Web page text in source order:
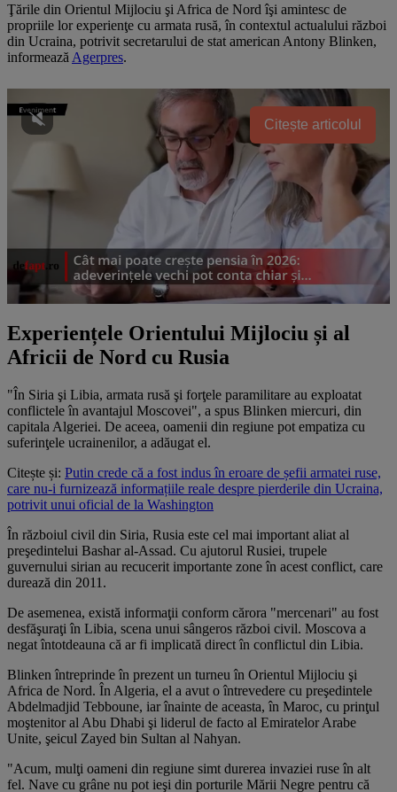
Ţările din Orientul Mijlociu şi Africa de Nord îşi amintesc de
propriile lor experienţe cu armata rusă, în contextul actualului război
din Ucraina, potrivit secretarului de stat american Antony Blinken,
informează Agerpres.
Citește articolul
Experiențele Orientului Mijlociu și al
Africii de Nord cu Rusia
"În Siria şi Libia, armata rusă şi forţele paramilitare au exploatat
conflictele în avantajul Moscovei", a spus Blinken miercuri, din
capitala Algeriei. De aceea, oamenii din regiune pot empatiza cu
suferinţele ucrainenilor, a adăugat el.
Citește și: Putin crede că a fost indus în eroare de șefii armatei ruse,
care nu-i furnizează informațiile reale despre pierderile din Ucraina,
potrivit unui oficial de la Washington
În războiul civil din Siria, Rusia este cel mai important aliat al
preşedintelui Bashar al-Assad. Cu ajutorul Rusiei, trupele
guvernului sirian au recucerit importante zone în acest conflict, care
durează din 2011.
De asemenea, există informaţii conform cărora "mercenari" au fost
desfăşuraţi în Libia, scena unui sângeros război civil. Moscova a
negat întotdeauna că ar fi implicată direct în conflictul din Libia.
Blinken întreprinde în prezent un turneu în Orientul Mijlociu şi
Africa de Nord. În Algeria, el a avut o întrevedere cu preşedintele
Abdelmadjid Tebboune, iar înainte de aceasta, în Maroc, cu prinţul
moştenitor al Abu Dhabi şi liderul de facto al Emiratelor Arabe
Unite, şeicul Zayed bin Sultan al Nahyan.
"Acum, mulţi oameni din regiune simt durerea invaziei ruse în alt
fel. Nave cu grâne nu pot ieşi din porturile Mării Negre pentru că